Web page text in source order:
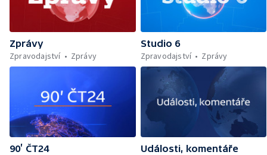
Zprávy
Zpravodajství
Zprávy
Studio 6
Zpravodajství
Zprávy
90’ ČT24
Události, komentáře